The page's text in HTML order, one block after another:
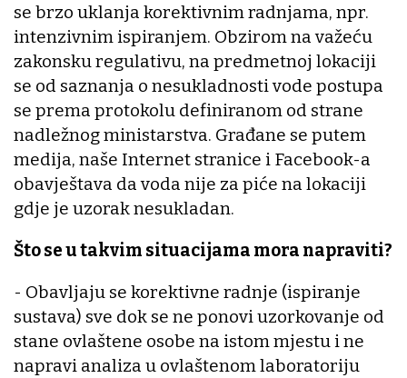
se brzo uklanja korektivnim radnjama, npr.
intenzivnim ispiranjem. Obzirom na važeću
zakonsku regulativu, na predmetnoj lokaciji
se od saznanja o nesukladnosti vode postupa
se prema protokolu definiranom od strane
nadležnog ministarstva. Građane se putem
medija, naše Internet stranice i Facebook-a
obavještava da voda nije za piće na lokaciji
gdje je uzorak nesukladan.
Što se u takvim situacijama mora napraviti?
- Obavljaju se korektivne radnje (ispiranje
sustava) sve dok se ne ponovi uzorkovanje od
stane ovlaštene osobe na istom mjestu i ne
napravi analiza u ovlaštenom laboratoriju